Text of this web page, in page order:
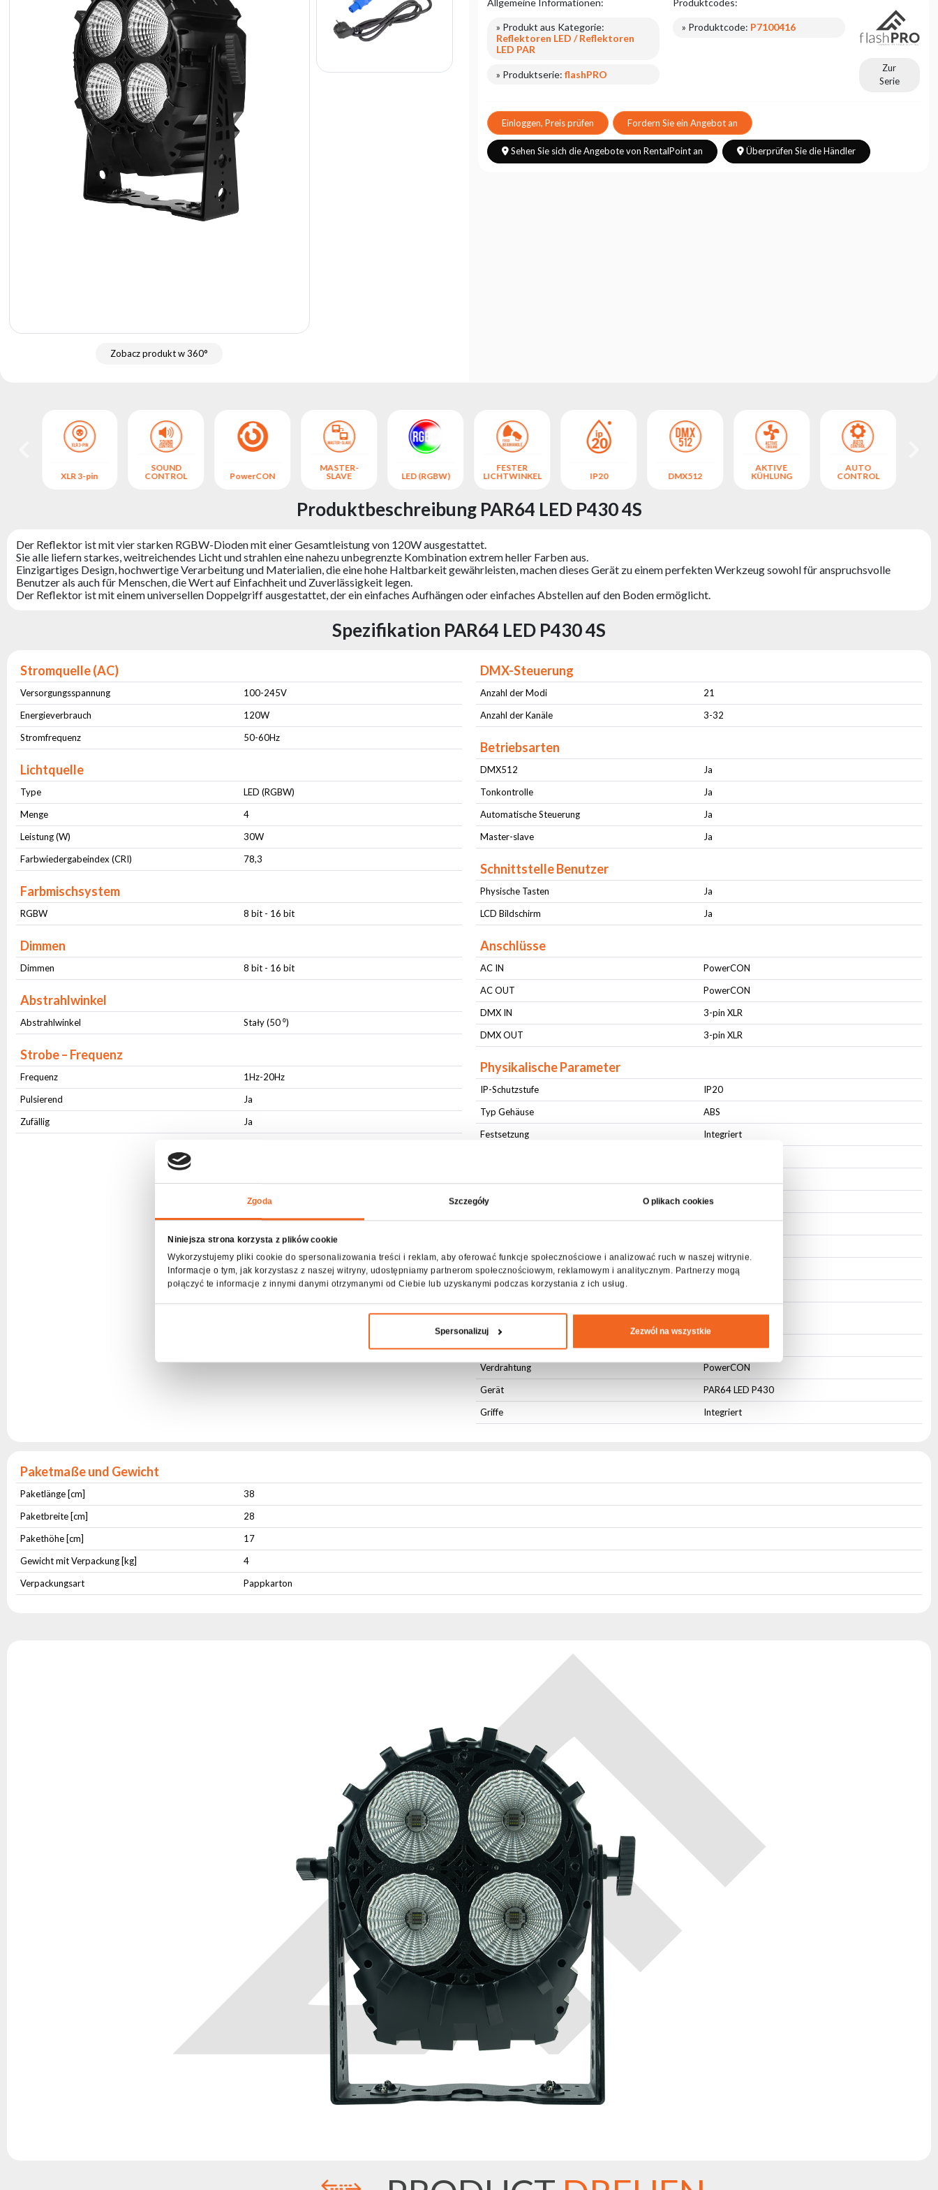
Zgoda Szczegóły O plikach cookies
Niniejsza strona korzysta z plików cookie
Wykorzystujemy pliki cookie do spersonalizowania treści i reklam, aby oferować funkcje społecznościowe i analizować ruch w naszej witrynie.
Informacje o tym, jak korzystasz z naszej witryny, udostępniamy partnerom społecznościowym, reklamowym i analitycznym. Partnerzy mogą
połączyć te informacje z innymi danymi otrzymanymi od Ciebie lub uzyskanymi podczas korzystania z ich usług.
Spersonalizuj Zezwól na wszystkie
Ausstellungsbeleuchtung
Zobacz produkt w 360°
» Produkt aus Kategorie:
Reflektoren LED / Reflektoren
LED PAR
» Produktserie: flashPRO
» Produktcode: P7100416
Zur
Serie
Einloggen, Preis prüfen Fordern Sie ein Angebot an
Sehen Sie sich die Angebote von RentalPoint an Überprüfen Sie die Händler
XLR 3-pin
SOUND
CONTROL
PowerCON
MASTER-
SLAVE
LED (RGBW)
FESTER
LICHTWINKEL
IP20 DMX512
AKTIVE
KÜHLUNG
AUTO
CONTROL
Produktbeschreibung PAR64 LED P430 4S
Der Reflektor ist mit vier starken RGBW-Dioden mit einer Gesamtleistung von 120W ausgestattet.
Sie alle liefern starkes, weitreichendes Licht und strahlen eine nahezu unbegrenzte Kombination extrem heller Farben aus.
Einzigartiges Design, hochwertige Verarbeitung und Materialien, die eine hohe Haltbarkeit gewährleisten, machen dieses Gerät zu einem perfekten Werkzeug sowohl für anspruchsvolle
Benutzer als auch für Menschen, die Wert auf Einfachheit und Zuverlässigkeit legen.
Der Reflektor ist mit einem universellen Doppelgriff ausgestattet, der ein einfaches Aufhängen oder einfaches Abstellen auf den Boden ermöglicht.
Spezifikation PAR64 LED P430 4S
Stromquelle (AC)
Versorgungsspannung
100-245V
Energieverbrauch
120W
Stromfrequenz
50-60Hz
Lichtquelle
Type
LED (RGBW)
Menge
4
Leistung (W)
30W
Farbwiedergabeindex (CRI)
78,3
Farbmischsystem
RGBW 8 bit - 16 bit
Dimmen
Dimmen 8 bit - 16 bit
Abstrahlwinkel
Abstrahlwinkel Stały (50 ⁰)
Strobe – Frequenz
Frequenz
1Hz-20Hz
Pulsierend
Ja
Zufällig
Ja
DMX-Steuerung
Anzahl der Modi
21
Anzahl der Kanäle
3-32
Betriebsarten
DMX512
Ja
Tonkontrolle
Ja
Automatische Steuerung
Ja
Master-slave
Ja
Schnittstelle Benutzer
Physische Tasten
Ja
LCD Bildschirm
Ja
Anschlüsse
AC IN
PowerCON
AC OUT
PowerCON
DMX IN
3-pin XLR
DMX OUT
3-pin XLR
Physikalische Parameter
IP-Schutzstufe
IP20
Typ Gehäuse
ABS
Festsetzung
Integriert
Kühlung
Aktiv
Länge [cm]
27
Höhe [cm]
30
Waage [kg]
Verdrahtung
PowerCON
Gerät
PAR64 LED P430
Griffe
Integriert
Paketmaße und Gewicht
Paketlänge [cm]
38
Paketbreite [cm]
28
Pakethöhe [cm]
17
Gewicht mit Verpackung [kg]
4
Verpackungsart
Pappkarton